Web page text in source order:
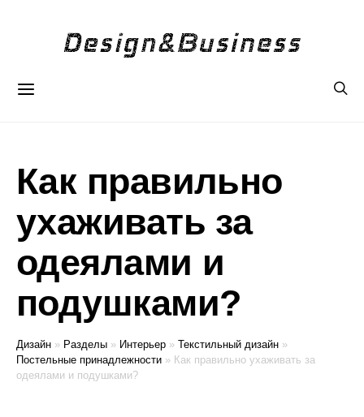
Как правильно
ухаживать за
одеялами и
подушками?
Дизайн » Разделы » Интерьер » Текстильный дизайн »
Постельные принадлежности » Как правильно ухаживать за
одеялами и подушками?